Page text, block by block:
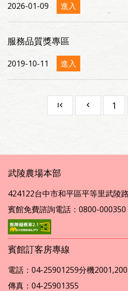
2026-01-09 進入
服務品質獎專區
2019-10-11 進入
1
武陵農場本部
424122台中市和平區平等里武陵
賓館免費諮詢電話：0800-000350
賓館訂客房專線
電話：04-25901259分機
傳真：04-25901355